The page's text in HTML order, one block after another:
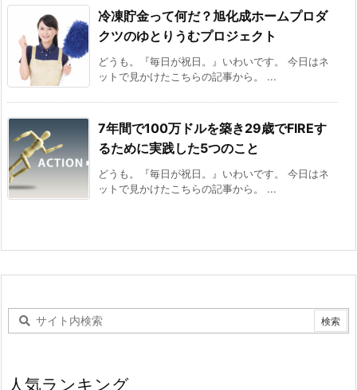
冷凍貯金って何だ？旭化成ホームプロダ
クツのゆとりうむプロジェクト
どうも。『毎日が祝日。』いわいです。 今日はネ
ットで見かけたこちらの記事から。 ...
7年間で100万ドルを築き29歳でFIREす
るために実践した5つのこと
どうも。『毎日が祝日。』いわいです。 今日はネ
ットで見かけたこちらの記事から。 ...
人気ランキング